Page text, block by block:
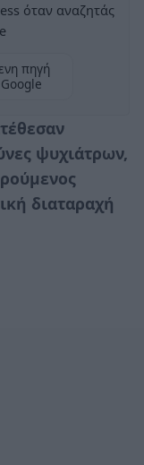
όταν αναζητάς
πηγή
ψυχιάτρων,
διαταραχή